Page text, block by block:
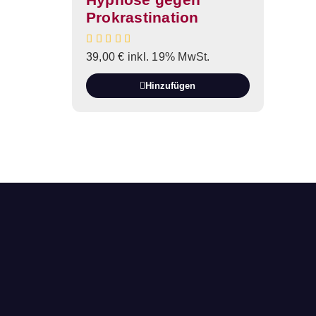
Prokrastination
39,00€ inkl. 19% MwSt.
Hinzufügen